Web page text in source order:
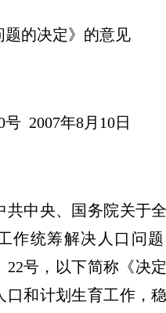
题的决定》的意见
2007年8月10日
共中央、国务院关于
作统筹解决人口问题
22号，以下简称《决
口和计划生育工作，